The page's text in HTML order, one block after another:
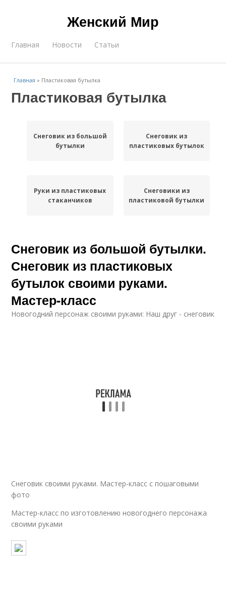
Женский Мир
Главная Новости Статьи
Главная » Пластиковая бутылка
Пластиковая бутылка
Снеговик из большой
бутылки
Снеговик из
пластиковых бутылок
Руки из пластиковых
стаканчиков
Снеговики из
пластиковой бутылки
Снеговик из большой бутылки.
Снеговик из пластиковых
бутылок своими руками.
Мастер-класс
Новогодний персонаж своими руками: Наш друг - снеговик
Снеговик своими руками. Мастер-класс с пошаговыми
фото
Мастер-класс по изготовлению новогоднего персонажа
своими руками